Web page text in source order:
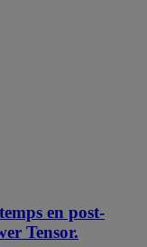
en post-
Tensor.